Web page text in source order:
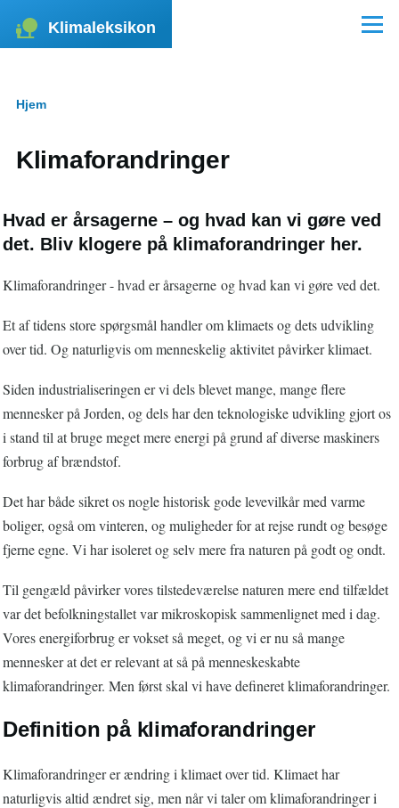
Gå til hovedindhold
Klimaleksikon Menu
Hjem
Klimaforandringer
Hvad er årsagerne – og hvad kan vi gøre ved
det. Bliv klogere på klimaforandringer her.
Klimaforandringer - hvad er årsagerne og hvad kan vi gøre ved det.
Et af tidens store spørgsmål handler om klimaets og dets udvikling
over tid. Og naturligvis om menneskelig aktivitet påvirker klimaet.
Siden industrialiseringen er vi dels blevet mange, mange flere
mennesker på Jorden, og dels har den teknologiske udvikling gjort os
i stand til at bruge meget mere energi på grund af diverse maskiners
forbrug af brændstof.
Det har både sikret os nogle historisk gode levevilkår med varme
boliger, også om vinteren, og muligheder for at rejse rundt og besøge
fjerne egne. Vi har isoleret og selv mere fra naturen på godt og ondt.
Til gengæld påvirker vores tilstedeværelse naturen mere end tilfældet
var det befolkningstallet var mikroskopisk sammenlignet med i dag.
Vores energiforbrug er vokset så meget, og vi er nu så mange
mennesker at det er relevant at så på menneskeskabte
klimaforandringer. Men først skal vi have defineret klimaforandringer.
Definition på klimaforandringer
Klimaforandringer er ændring i klimaet over tid. Klimaet har
naturligvis altid ændret sig, men når vi taler om klimaforandringer i